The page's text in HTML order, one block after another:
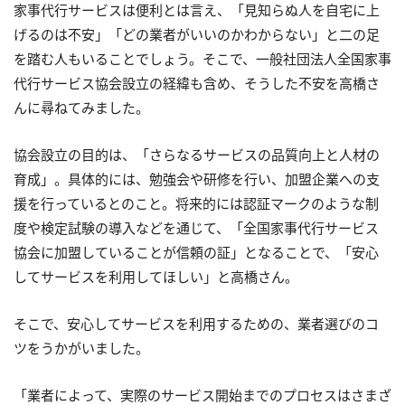
家事代行サービスは便利とは言え、「見知らぬ人を自宅に上
げるのは不安」「どの業者がいいのかわからない」と二の足
を踏む人もいることでしょう。そこで、一般社団法人全国家事
代行サービス協会設立の経緯も含め、そうした不安を高橋さ
んに尋ねてみました。
協会設立の目的は、「さらなるサービスの品質向上と人材の
育成」。具体的には、勉強会や研修を行い、加盟企業への支
援を行っているとのこと。将来的には認証マークのような制
度や検定試験の導入などを通じて、「全国家事代行サービス
協会に加盟していることが信頼の証」となることで、「安心
してサービスを利用してほしい」と高橋さん。
そこで、安心してサービスを利用するための、業者選びのコ
ツをうかがいました。
「業者によって、実際のサービス開始までのプロセスはさまざ